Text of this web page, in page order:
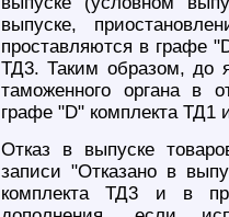
выпуске,
проставляются в графе
ТД3. Таким образом, до
таможенного органа в
графе "D" комплекта ТД1
Отказ в выпуске
записи "Отказано в
комплекта ТД3 и в